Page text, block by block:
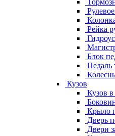
Рейка
Блок
Педаль
Кузов
Кузов в
Крыло
Дверь
Двери